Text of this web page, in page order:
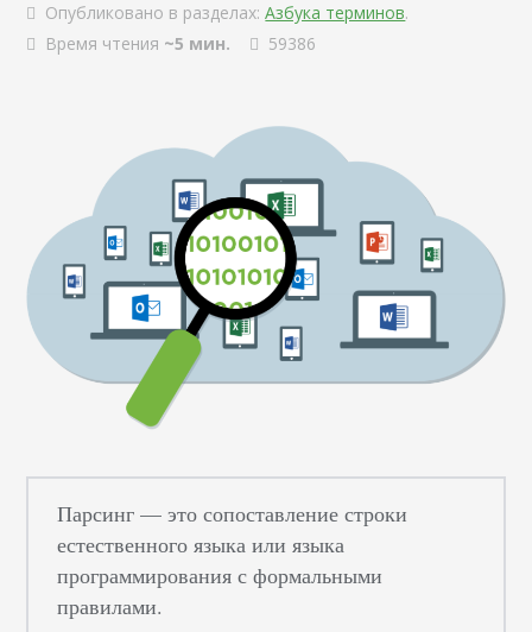
Опубликовано в разделах: Азбука терминов.
Время чтения ~5 мин. 59386
Парсинг — это сопоставление строки
естественного языка или языка
программирования с формальными
правилами.